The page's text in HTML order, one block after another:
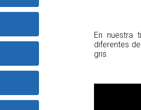
En nuestra
diferentes
gris.